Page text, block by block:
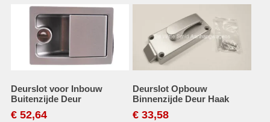
Deurslot voor Inbouw
Buitenzijde Deur
€ 52,64
Deurslot Opbouw
Binnenzijde Deur Haak
€ 33,58